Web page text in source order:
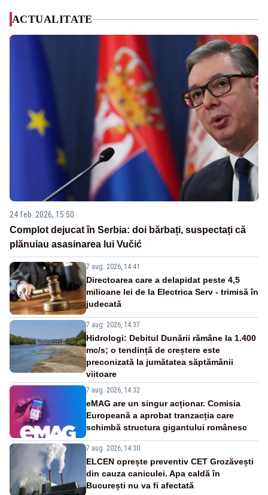
ACTUALITATE
24 feb. 2026, 15:50
Complot dejucat în Serbia: doi bărbați, suspectați că
plănuiau asasinarea lui Vučić
7 aug. 2026, 14:41
Directoarea care a delapidat peste 4,5
milioane lei de la Electrica Serv - trimisă în
judecată
7 aug. 2026, 14:37
Hidrologi: Debitul Dunării rămâne la 1.400
mc/s; o tendință de creștere este
preconizată la jumătatea săptămânii
viitoare
7 aug. 2026, 14:32
eMAG are un singur acționar. Comisia
Europeană a aprobat tranzacția care
schimbă structura gigantului românesc
7 aug. 2026, 14:30
ELCEN oprește preventiv CET Grozăvești
din cauza caniculei. Apa caldă în
București nu va fi afectată